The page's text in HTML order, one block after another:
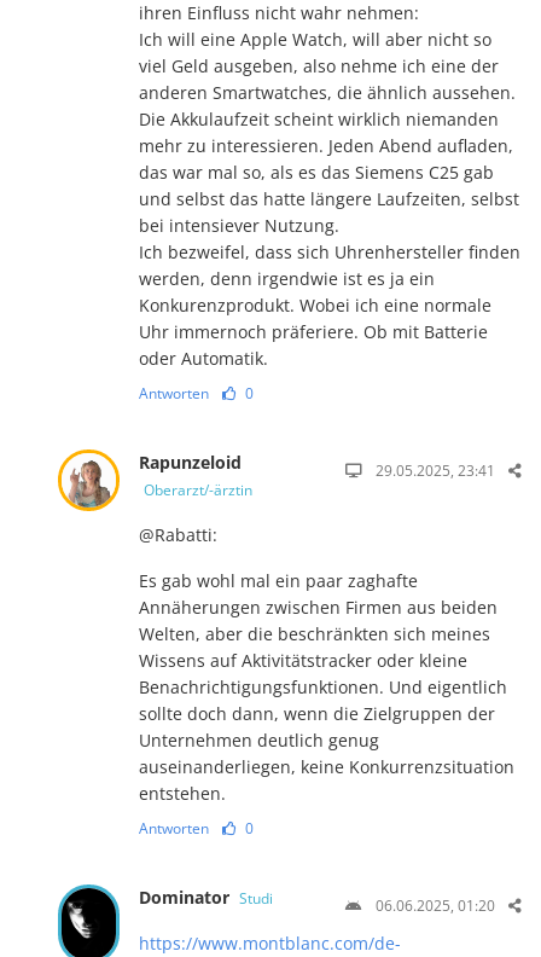
ihren Einfluss nicht wahr nehmen:
Ich will eine Apple Watch, will aber nicht so
viel Geld ausgeben, also nehme ich eine der
anderen Smartwatches, die ähnlich aussehen.
Die Akkulaufzeit scheint wirklich niemanden
mehr zu interessieren. Jeden Abend aufladen,
das war mal so, als es das Siemens C25 gab
und selbst das hatte längere Laufzeiten, selbst
bei intensiever Nutzung.
Ich bezweifel, dass sich Uhrenhersteller finden
werden, denn irgendwie ist es ja ein
Konkurenzprodukt. Wobei ich eine normale
Uhr immernoch präferiere. Ob mit Batterie
oder Automatik.
Antworten 0
Rapunzeloid
Oberarzt/-ärztin
29.05.2025, 23:41
@Rabatti:
Es gab wohl mal ein paar zaghafte
Annäherungen zwischen Firmen aus beiden
Welten, aber die beschränkten sich meines
Wissens auf Aktivitätstracker oder kleine
Benach­rich­ti­gungs­funktionen. Und eigentlich
sollte doch dann, wenn die Zielgruppen der
Unternehmen deutlich genug
auseinanderliegen, keine Kon­kur­renz­si­tua­tion
entstehen.
Antworten 0
Dominator Studi 06.06.2025, 01:20
https://www.montblanc.com/de-